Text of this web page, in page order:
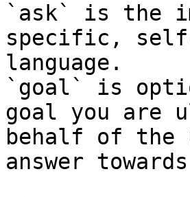
`ask` is the
specific,
language.
`goal` is
goal you are
behalf of
answer